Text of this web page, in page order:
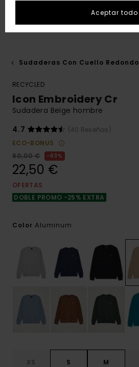
Sudaderas Con Cuello Redondo
RECYCLED
Icon Embroidery Cr
Sudadera Beige hombre
4.7
(40 Reseñas)
ECO-BONUS
60,00 €
63%
22,50 €
OFERTAS
DOBLE PROMO -25% EXTRA
Color Aluminum
XS S M
Aceptar todo